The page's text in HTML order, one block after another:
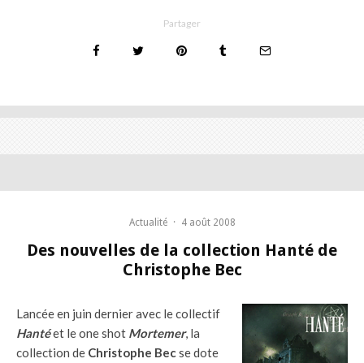
Partager
Actualité · 4 août 2008
Des nouvelles de la collection Hanté de
Christophe Bec
Lancée en juin dernier avec le collectif
Hantéet le one shot Mortemer, la
collection de Christophe Becse dote